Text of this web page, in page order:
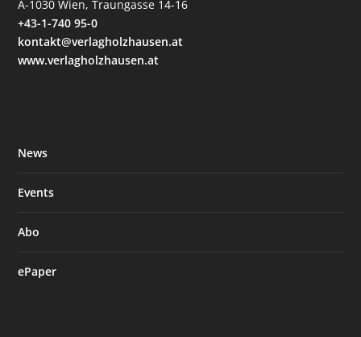
A-1030 Wien, Traungasse 14-16
+43-1-740 95-0
kontakt@verlagholzhausen.at
www.verlagholzhausen.at
News
Events
Abo
ePaper